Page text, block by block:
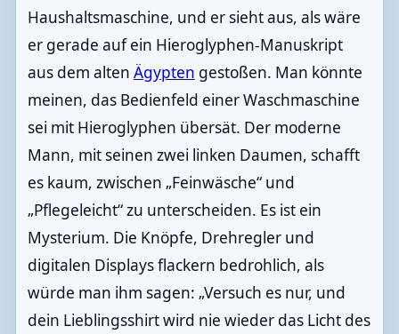
Haushaltsmaschine, und er sieht aus, als wäre
er gerade auf ein Hieroglyphen-Manuskript
aus dem alten Ägypten gestoßen. Man könnte
meinen, das Bedienfeld einer Waschmaschine
sei mit Hieroglyphen übersät. Der moderne
Mann, mit seinen zwei linken Daumen, schafft
es kaum, zwischen „Feinwäsche“ und
„Pflegeleicht“ zu unterscheiden. Es ist ein
Mysterium. Die Knöpfe, Drehregler und
digitalen Displays flackern bedrohlich, als
würde man ihm sagen: „Versuch es nur, und
dein Lieblingsshirt wird nie wieder das Licht des